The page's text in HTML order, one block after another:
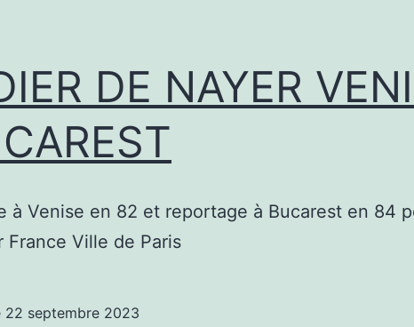
DE NAYER
à Venise en 82 et reportage à Bucarest en 84
France Ville de Paris
22 septembre 2023